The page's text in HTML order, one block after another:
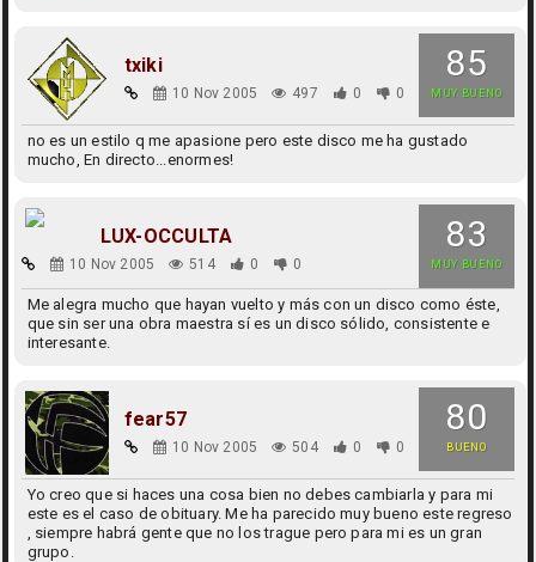
85
MUY BUENO
txiki
10 Nov 2005 497 0 0
no es un estilo q me apasione pero este disco me ha gustado
mucho, En directo...enormes!
83
MUY BUENO
LUX-OCCULTA
10 Nov 2005 514 0 0
Me alegra mucho que hayan vuelto y más con un disco como éste,
que sin ser una obra maestra sí es un disco sólido, consistente e
interesante.
80
BUENO
fear57
10 Nov 2005 504 0 0
Yo creo que si haces una cosa bien no debes cambiarla y para mi
este es el caso de obituary. Me ha parecido muy bueno este regreso
, siempre habrá gente que no los trague pero para mi es un gran
grupo.